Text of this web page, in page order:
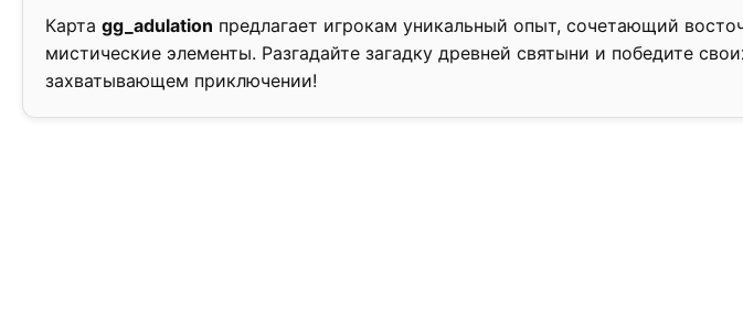
Карта gg_adulation предлагает игрокам уникальный опыт, сочетающий
мистические элементы. Разгадайте загадку древней святыни и победите
захватывающем приключении!